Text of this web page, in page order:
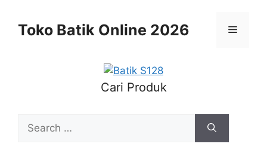
contentToko Batik Online 2026 Menu
Cari Produk
for: